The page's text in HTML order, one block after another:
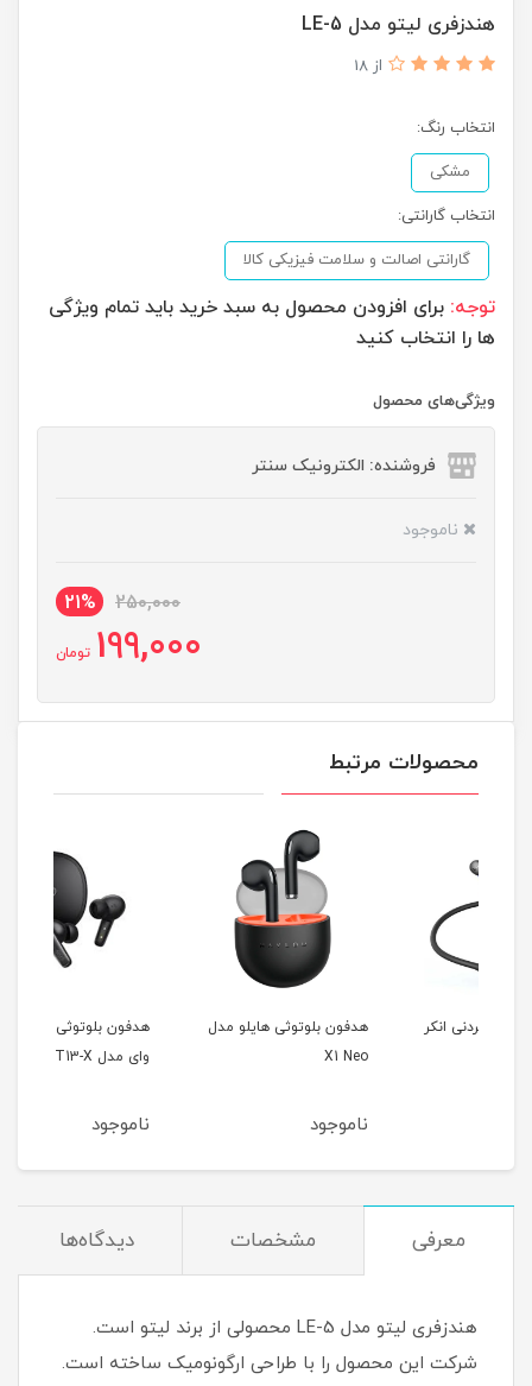
هندزفری لیتو مدل LE-5
از 18
انتخاب رنگ:
مشکی
انتخاب گارانتی:
گارانتی اصالت و سلامت فیزیکی کالا
توجه: برای افزودن محصول به سبد خرید باید تمام ویژگی
ها را انتخاب کنید
ویژگی‌های محصول
فروشنده: الکترونیک سنتر
ناموجود
250,000
21%
199,000 تومان
محصولات مرتبط
هدفون بلوتوثی هایلو مدل
هدفون بلوتوثی کیو سی
معرفی مشخصات دیدگاه‌ها
هندزفری لیتو مدل LE-5 محصولی از برند لیتو است.
شرکت این محصول را با طراحی ارگونومیک ساخته است.